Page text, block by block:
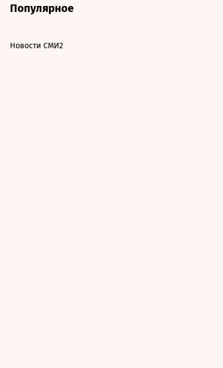
Популярное
Новости СМИ2